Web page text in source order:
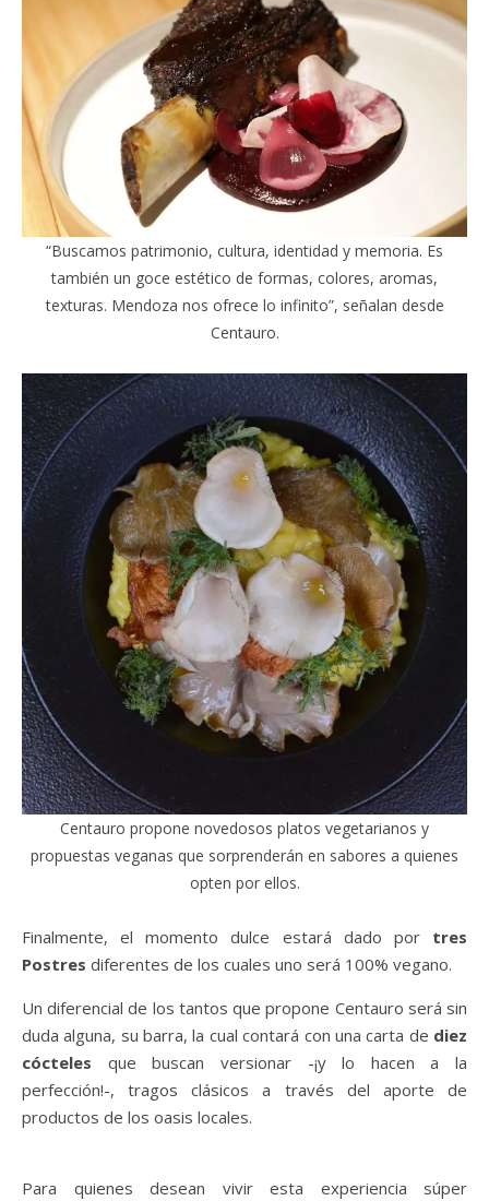
“Buscamos patrimonio, cultura, identidad y memoria. Es
también un goce estético de formas, colores, aromas,
texturas. Mendoza nos ofrece lo infinito”, señalan desde
Centauro.
Centauro propone novedosos platos vegetarianos y
propuestas veganas que sorprenderán en sabores a quienes
opten por ellos.
Finalmente, el momento dulce estará dado por tres
Postres diferentes de los cuales uno será 100% vegano.
Un diferencial de los tantos que propone Centauro será sin
duda alguna, su barra, la cual contará con una carta de diez
cócteles que buscan versionar -¡y lo hacen a la
perfección!-, tragos clásicos a través del aporte de
productos de los oasis locales.
Para quienes desean vivir esta experiencia súper